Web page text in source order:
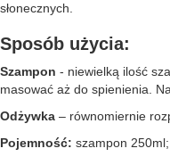
słonecznych.
Sposób użycia:
Szampon - niewielką ilość
masować aż do spienienia.
Odżywka – równomiernie
Pojemność: szampon